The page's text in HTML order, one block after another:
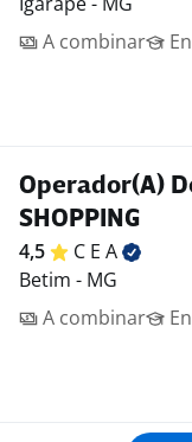
A combinar
Operador(A)
SHOPPING
4,5 C E A
Betim - MG
A combinar